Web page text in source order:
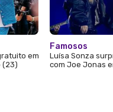
em
(23)
Famosos
Luísa Sonza
com Joe Jonas